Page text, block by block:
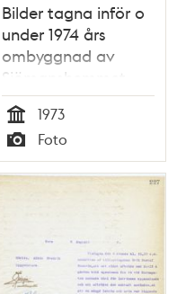
Bilder tagna inför o
under 1974 års
ombyggnad av
Sjömanshemmet.
Utflyttning ur
Sjömanshemmet -
dec 1973.
Flyttbussar. Del av
Stadsmuseets flygel
Tid
1973
Typ
Foto